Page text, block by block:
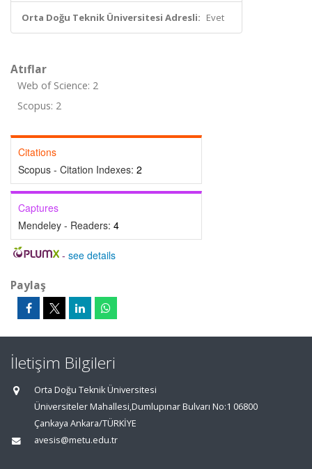
Orta Doğu Teknik Üniversitesi Adresli: Evet
Atıflar
Web of Science: 2
Scopus: 2
Citations
Scopus - Citation Indexes: 2
Captures
Mendeley - Readers: 4
- see details
Paylaş
İletişim Bilgileri
Orta Doğu Teknik Üniversitesi
Üniversiteler Mahallesi,Dumlupınar Bulvarı No:1 06800
Çankaya Ankara/TÜRKİYE
avesis@metu.edu.tr